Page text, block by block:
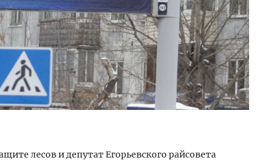
лесов и депутат Егорьевского райсовета
эстетике городов,
в фасадах и развитии рынка
плитами становится
стандартом
СТРОИТЕЛЬСТВО